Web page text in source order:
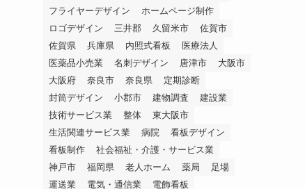
フライヤーデザイン
ホームページ制作
ロゴデザイン
三井郡 久留米市
佐賀市
佐賀県
兵庫県 内照式看板
医療法人
医薬品小売業
名刺デザイン 唐津市
大阪市
大阪府
奈良市 奈良県
定期診断
封筒デザイン
小郡市 建物調査
建設業
技術サービス業
整体
東大阪市
生活関連サービス業
病院
看板デザイン
看板制作
社会福祉・介護・サービス業
神戸市
福岡県 老人ホーム 薬局
足場
運送業
電気・通信業
電飾看板